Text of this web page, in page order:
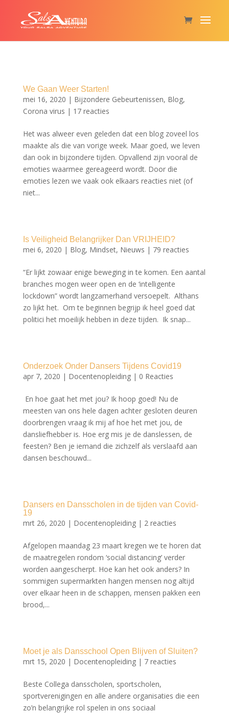
We Gaan Weer Starten!
mei 16, 2020 | Bijzondere Gebeurtenissen, Blog,
Corona virus | 17 reacties
Het was alweer even geleden dat een blog zoveel los
maakte als die van vorige week. Maar goed, we leven
dan ook in bijzondere tijden. Opvallend zijn vooral de
emoties waarmee gereageerd wordt. Door die
emoties lezen we vaak ook elkaars reacties niet (of
niet...
Is Veiligheid Belangrijker Dan VRIJHEID?
mei 6, 2020 | Blog, Mindset, Nieuws | 79 reacties
“Er lijkt zowaar enige beweging in te komen. Een aantal
branches mogen weer open en de ‘intelligente
lockdown” wordt langzamerhand versoepelt. Althans
zo lijkt het. Om te beginnen begrijp ik heel goed dat
politici het moeilijk hebben in deze tijden. Ik snap...
Onderzoek Onder Dansers Tijdens Covid19
apr 7, 2020 | Docentenopleiding| 0 Reacties
En hoe gaat het met jou? Ik hoop goed! Nu de
meesten van ons hele dagen achter gesloten deuren
doorbrengen vraag ik mij af hoe het met jou, de
dansliefhebber is. Hoe erg mis je de danslessen, de
feesten? Ben je iemand die zichzelf als verslaafd aan
dansen beschouwd...
Dansers en Dansscholen in de tijden van Covid-
19
mrt 26, 2020 | Docentenopleiding| 2 reacties
Afgelopen maandag 23 maart kregen we te horen dat
de maatregelen rondom ‘social distancing’ verder
worden aangescherpt. Hoe kan het ook anders? In
sommigen supermarkten hangen mensen nog altijd
over elkaar heen in de schappen, mensen pakken een
brood,...
Moet je als Dansschool Open Blijven of Sluiten?
mrt 15, 2020 | Docentenopleiding| 7 reacties
Beste Collega dansscholen, sportscholen,
sportverenigingen en alle andere organisaties die een
zo’n belangrijke rol spelen in ons sociaal